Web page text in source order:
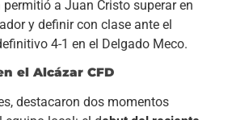
a Juan Cristo superar en
y definir con clase ante el
4-1 en el Delgado Meco.
el Alcázar CFD
destacaron dos momentos